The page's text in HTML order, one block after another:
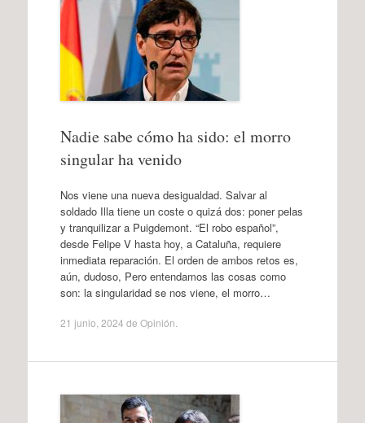
Nadie sabe cómo ha sido: el morro
singular ha venido
Nos viene una nueva desigualdad. Salvar al
soldado Illa tiene un coste o quizá dos: poner pelas
y tranquilizar a Puigdemont. “El robo español”,
desde Felipe V hasta hoy, a Cataluña, requiere
inmediata reparación. El orden de ambos retos es,
aún, dudoso, Pero entendamos las cosas como
son: la singularidad se nos viene, el morro…
21 junio, 2024 de Opinión